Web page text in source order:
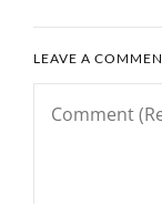
LEAVE A